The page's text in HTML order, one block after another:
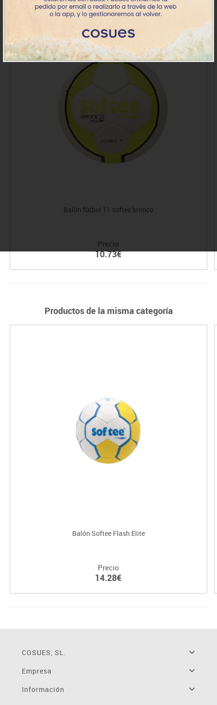
Balón fútbol 11 softee bronco
Precio
10.73€
Productos de la misma categoría
Balón Softee Flash Elite
Precio
14.28€
COSUES, SL.
Empresa
Información